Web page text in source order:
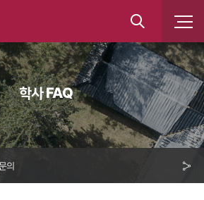
통
합
검
색
학사 FAQ
의